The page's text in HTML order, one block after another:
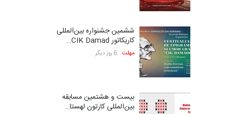
ششمین جشنواره بین‌المللی
کاریکاتور CIK Damad…
مهلت 6 روز دیگر
بیست و هشتمین مسابقه
بین‌المللی کارتون لهستا…